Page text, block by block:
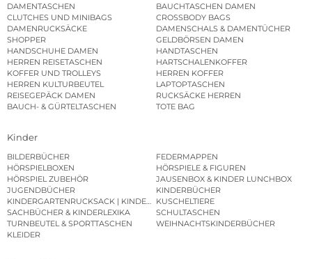
DAMENTASCHEN
BAUCHTASCHEN DAMEN
CLUTCHES UND MINIBAGS
CROSSBODY BAGS
DAMENRUCKSÄCKE
DAMENSCHALS & DAMENTÜCHER
SHOPPER
GELDBÖRSEN DAMEN
HANDSCHUHE DAMEN
HANDTASCHEN
HERREN REISETASCHEN
HARTSCHALENKOFFER
KOFFER UND TROLLEYS
HERREN KOFFER
HERREN KULTURBEUTEL
LAPTOPTASCHEN
REISEGEPÄCK DAMEN
RUCKSÄCKE HERREN
BAUCH- & GÜRTELTASCHEN
TOTE BAG
Kinder
BILDERBÜCHER
FEDERMAPPEN
HÖRSPIELBOXEN
HÖRSPIELE & FIGUREN
HÖRSPIEL ZUBEHÖR
JAUSENBOX & KINDER LUNCHBOX
JUGENDBÜCHER
KINDERBÜCHER
KINDERGARTENRUCKSACK | KINDERGARTENBEUTEL
KUSCHELTIERE
SACHBÜCHER & KINDERLEXIKA
SCHULTASCHEN
TURNBEUTEL & SPORTTASCHEN
WEIHNACHTSKINDERBÜCHER
KLEIDER